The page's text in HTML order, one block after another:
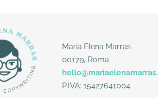
Maria Elena Marras
00179, Roma
P.IVA: 15427641004